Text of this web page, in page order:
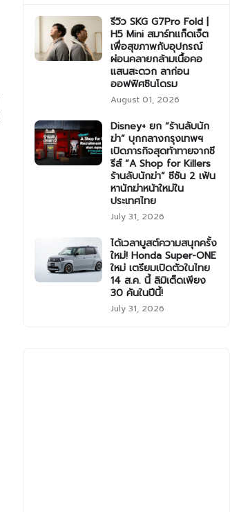
รีวิว SKG G7Pro Fold |
H5 Mini สมาร์ทแก็ดเจ็ต
เพื่อสุขภาพกับอุปกรณ์
ผ่อนคลายกล้ามเนื้อคอ
แสนสะดวก ลาก่อน
ออฟฟิศซินโดรม
August 01, 2026
Disney+ ยก “ร้านลับนัก
ฆ่า” บุกกลางกรุงเทพฯ
เปิดภารกิจสุดท้าทายจากซี
รีส์ “A Shop for Killers
ร้านลับนักฆ่า” ซีซัน 2 เฟ้น
หานักฆ่าหน้าใหม่ใน
ประเทศไทย
July 31, 2026
ได้เวลาบูสต์ความสนุกครั้ง
ใหม่! Honda Super-ONE
ใหม่ เตรียมเปิดตัวในไทย
14 ส.ค. นี้ ลิมิเต็ดเพียง
30 คันในปีนี้!
July 31, 2026